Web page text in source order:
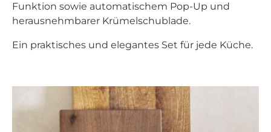
Funktion sowie automatischem Pop-Up und
herausnehmbarer Krümelschublade.
Ein praktisches und elegantes Set für jede Küche.